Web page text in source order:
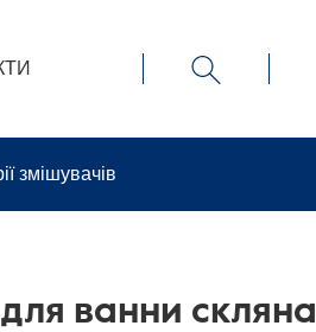
змішувачів
ванни скляна